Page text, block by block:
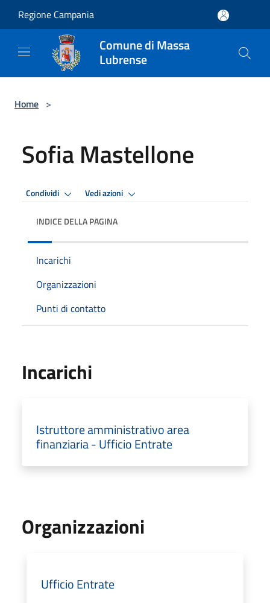
Regione Campania
Comune di Massa
Lubrense
Home >
Sofia Mastellone
Condividi Vedi azioni
INDICE DELLA PAGINA
Incarichi
Organizzazioni
Punti di contatto
Incarichi
Istruttore amministrativo area
finanziaria - Ufficio Entrate
Organizzazioni
Ufficio Entrate